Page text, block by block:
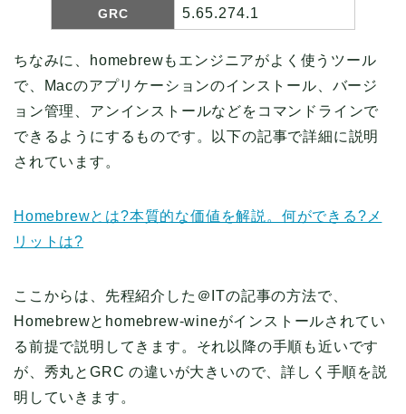
GRC 5.65.274.1
ちなみに、homebrewもエンジニアがよく使うツール
で、Macのアプリケーションのインストール、バージ
ョン管理、アンインストールなどをコマンドラインで
できるようにするものです。以下の記事で詳細に説明
されています。
Homebrewとは?本質的な価値を解説。何ができる?メ
リットは?
ここからは、先程紹介した＠ITの記事の方法で、
Homebrewとhomebrew-wineがインストールされてい
る前提で説明してきます。それ以降の手順も近いです
が、秀丸とGRC の違いが大きいので、詳しく手順を説
明していきます。